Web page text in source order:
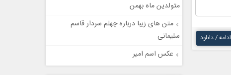
ادامه / دانلود
متولدین ماه بهمن
متن های زیبا درباره چهلم سردار قاسم
سلیمانی
عکس اسم امیر